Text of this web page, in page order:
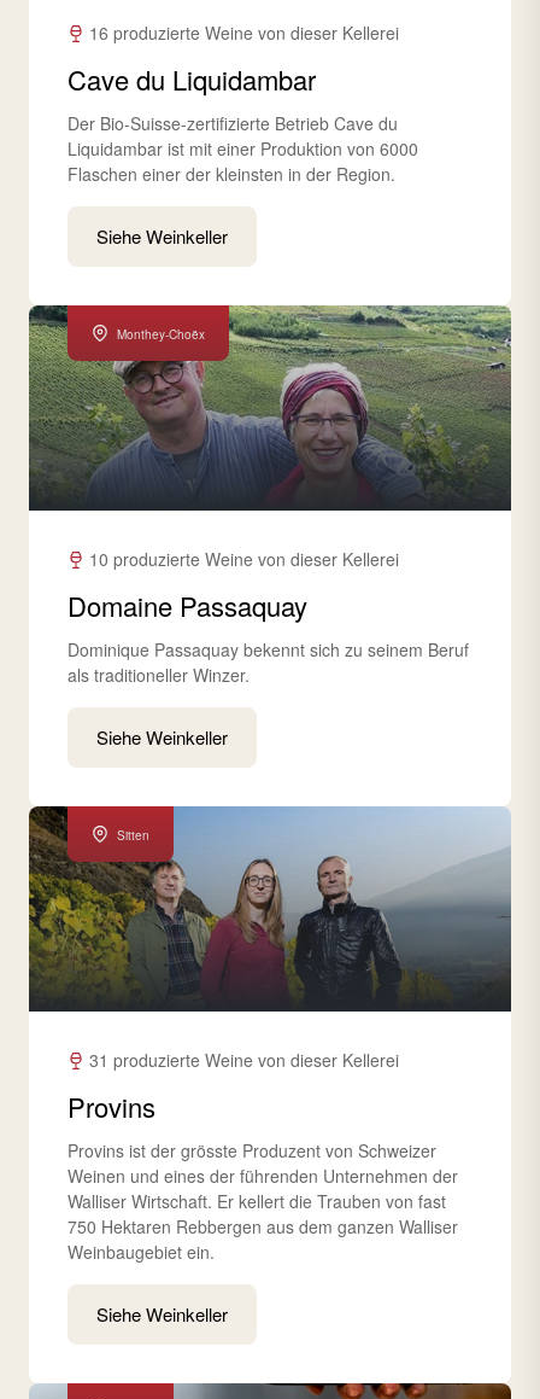
16 produzierte Weine von dieser Kellerei
Cave du Liquidambar
Der Bio-Suisse-zertifizierte Betrieb Cave du
Liquidambar ist mit einer Produktion von 6000
Flaschen einer der kleinsten in der Region.
Siehe Weinkeller
Monthey-Choëx
10 produzierte Weine von dieser Kellerei
Domaine Passaquay
Dominique Passaquay bekennt sich zu seinem Beruf
als traditioneller Winzer.
Siehe Weinkeller
Sitten
31 produzierte Weine von dieser Kellerei
Provins
Provins ist der grösste Produzent von Schweizer
Weinen und eines der führenden Unternehmen der
Walliser Wirtschaft. Er kellert die Trauben von fast
750 Hektaren Rebbergen aus dem ganzen Walliser
Weinbaugebiet ein.
Siehe Weinkeller